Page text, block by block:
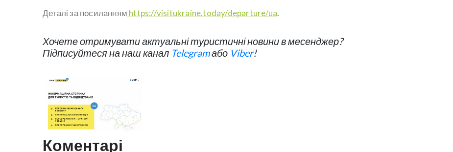
Деталі за посиланням https://visitukraine.today/departure/ua.
Хочете отримувати актуальні туристичні новини в месенджер?
Підписуйтеся на наш канал Telegramабо Viber!
Коментарі